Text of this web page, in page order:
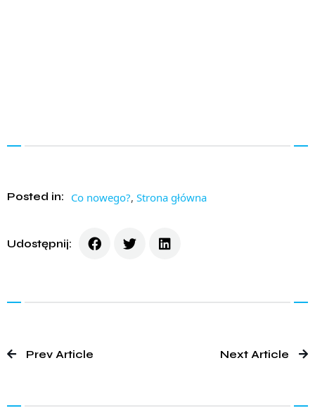
Posted in: Co nowego?, Strona główna
Udostępnij:
Prev Article Next Article